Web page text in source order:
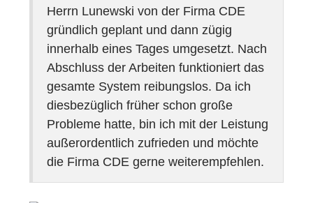
Herrn Lunewski von der Firma CDE
gründlich geplant und dann zügig
innerhalb eines Tages umgesetzt. Nach
Abschluss der Arbeiten funktioniert das
gesamte System reibungslos. Da ich
diesbezüglich früher schon große
Probleme hatte, bin ich mit der Leistung
außerordentlich zufrieden und möchte
die Firma CDE gerne weiterempfehlen.